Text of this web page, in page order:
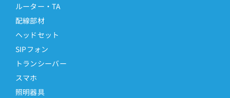
ルーター・TA
配線部材
ヘッドセット
SIPフォン
トランシーバー
スマホ
照明器具